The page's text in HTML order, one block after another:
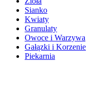
Sianko
Kwiaty
Granulaty
Owoce i Warzywa
Gałązki i Korzenie
Piekarnia